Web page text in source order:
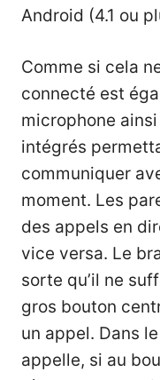
Android (4.1 ou
Comme si cela
connecté est
microphone ainsi
intégrés
communiquer
moment. Les
des appels en
vice versa. Le
sorte qu’il ne
gros bouton
un appel. Dans
appelle, si au